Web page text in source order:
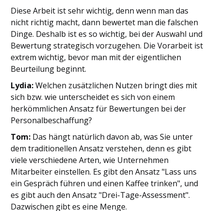
Diese Arbeit ist sehr wichtig, denn wenn man das
nicht richtig macht, dann bewertet man die falschen
Dinge. Deshalb ist es so wichtig, bei der Auswahl und
Bewertung strategisch vorzugehen. Die Vorarbeit ist
extrem wichtig, bevor man mit der eigentlichen
Beurteilung beginnt.
Lydia:Welchen zusätzlichen Nutzen bringt dies mit
sich bzw. wie unterscheidet es sich von einem
herkömmlichen Ansatz für Bewertungen bei der
Personalbeschaffung?
Tom: Das hängt natürlich davon ab, was Sie unter
dem traditionellen Ansatz verstehen, denn es gibt
viele verschiedene Arten, wie Unternehmen
Mitarbeiter einstellen. Es gibt den Ansatz "Lass uns
ein Gespräch führen und einen Kaffee trinken", und
es gibt auch den Ansatz "Drei-Tage-Assessment".
Dazwischen gibt es eine Menge.